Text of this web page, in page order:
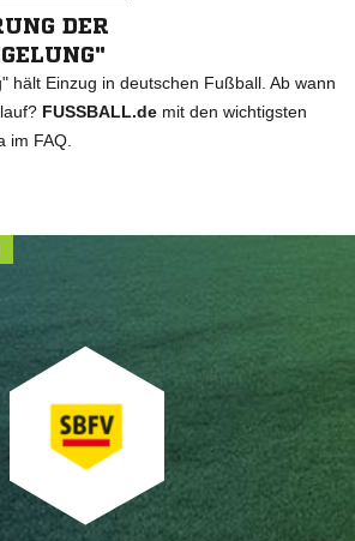
DER
hält Einzug in deutschen Fußball. Ab wann
FUSSBALL.de mit den wichtigsten
im FAQ.